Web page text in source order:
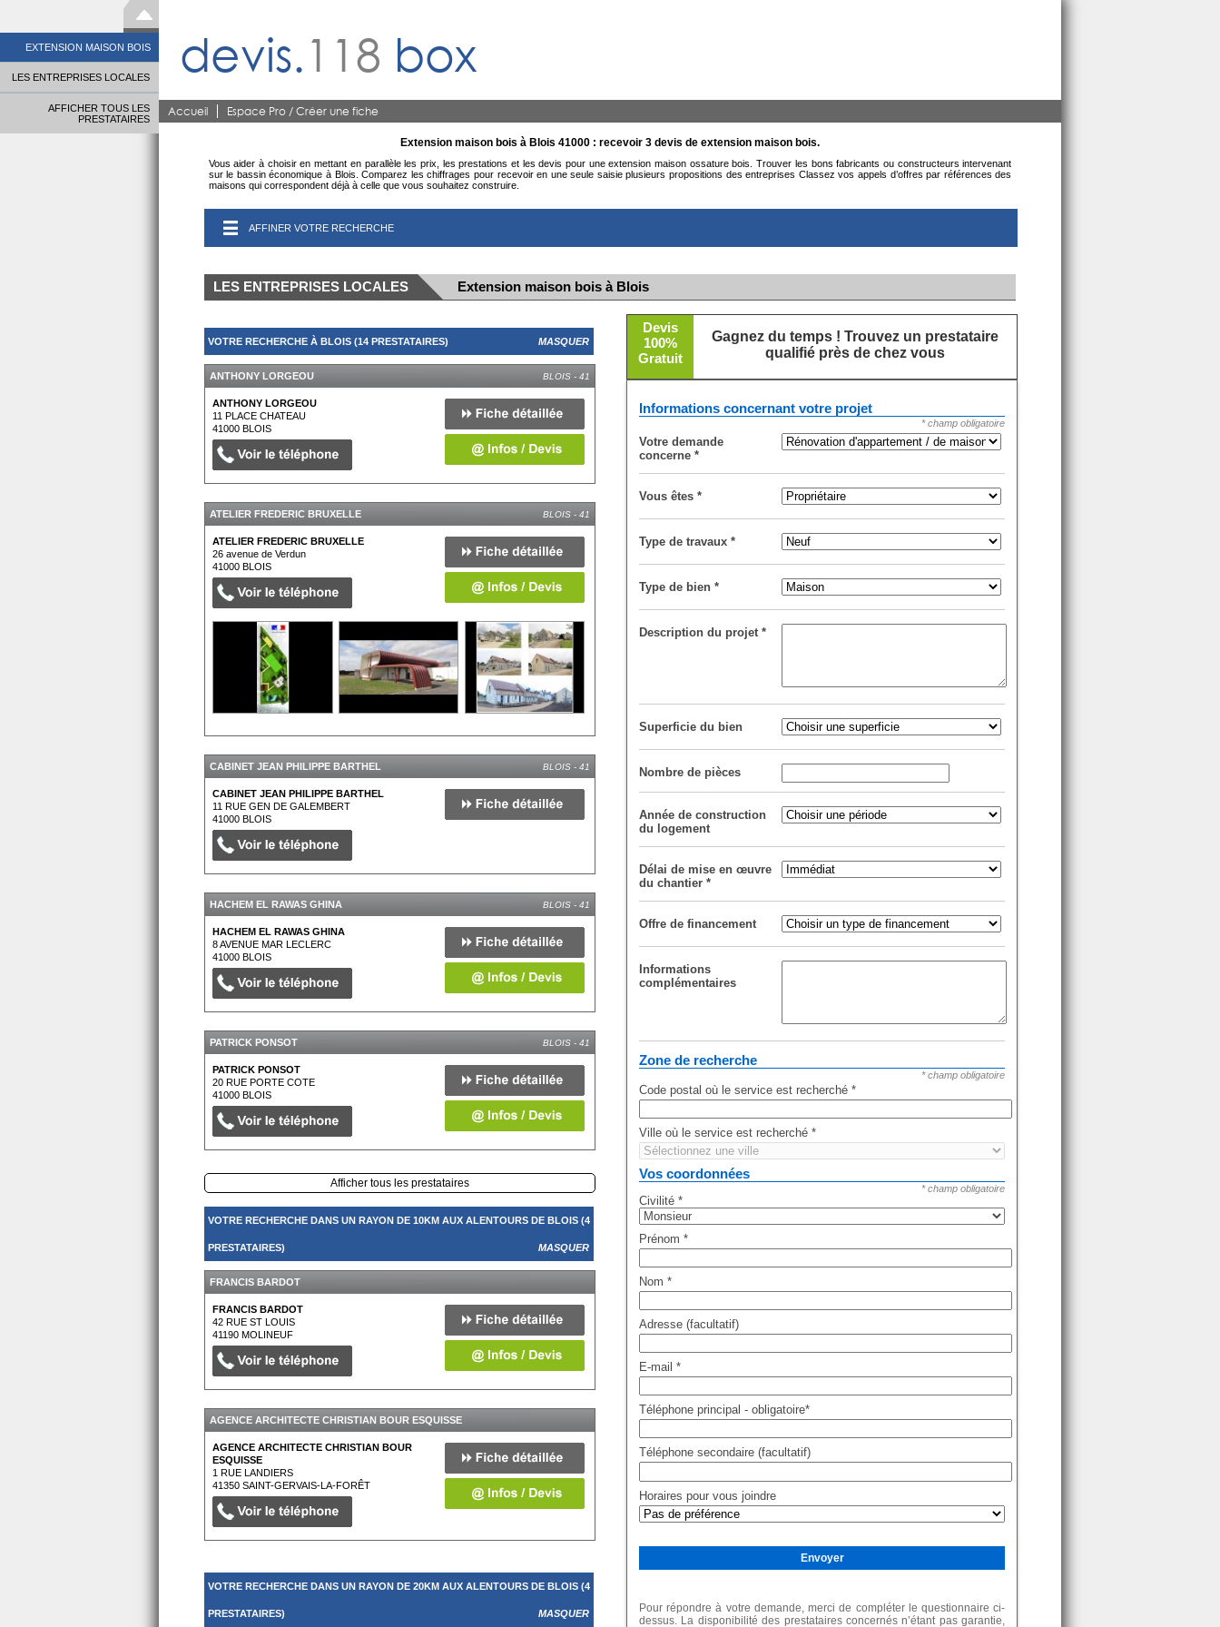
devis.118 box
Accueil Espace Pro / Créer une fiche
EXTENSION MAISON BOIS
LES ENTREPRISES LOCALES
AFFICHER TOUS LES
PRESTATAIRES
Extension maison bois à Blois 41000 : recevoir 3 devis de extension maison bois.
Vous aider à choisir en mettant en parallèle les prix, les prestations et les devis pour une extension maison ossature bois. Trouver les bons fabricants ou constructeurs intervenant
sur le bassin économique à Blois. Comparez les chiffrages pour recevoir en une seule saisie plusieurs propositions des entreprises Classez vos appels d’offres par références des
maisons qui correspondent déjà à celle que vous souhaitez construire.
AFFINER VOTRE RECHERCHE
LES ENTREPRISES LOCALES Extension maison bois à Blois
VOTRE RECHERCHE À BLOIS (14 PRESTATAIRES) MASQUER
ANTHONY LORGEOU BLOIS - 41
ANTHONY LORGEOU
11 PLACE CHATEAU
41000BLOIS
ATELIER FREDERIC BRUXELLE BLOIS - 41
ATELIER FREDERIC BRUXELLE
26 avenue de Verdun
41000BLOIS
CABINET JEAN PHILIPPE BARTHEL BLOIS - 41
CABINET JEAN PHILIPPE BARTHEL
11 RUE GEN DE GALEMBERT
41000BLOIS
HACHEM EL RAWAS GHINA BLOIS - 41
HACHEM EL RAWAS GHINA
8 AVENUE MAR LECLERC
41000BLOIS
PATRICK PONSOT BLOIS - 41
PATRICK PONSOT
20 RUE PORTE COTE
41000BLOIS
Afficher tous les prestataires
VOTRE RECHERCHE DANS UN RAYON DE 10KM AUX ALENTOURS DE BLOIS (4
PRESTATAIRES) MASQUER
FRANCIS BARDOT
FRANCIS BARDOT
42 RUE ST LOUIS
41190MOLINEUF
AGENCE ARCHITECTE CHRISTIAN BOUR ESQUISSE
AGENCE ARCHITECTE CHRISTIAN BOUR
ESQUISSE
1 RUE LANDIERS
41350SAINT-GERVAIS-LA-FORÊT
VOTRE RECHERCHE DANS UN RAYON DE 20KM AUX ALENTOURS DE BLOIS (4
PRESTATAIRES) MASQUER
Devis
100%
Gratuit
Gagnez du temps ! Trouvez un prestataire
qualifié près de chez vous
Informations concernant votre projet
* champ obligatoire
Votre demande
concerne *
Vous êtes *
Type de travaux *
Type de bien *
Description du projet *
Superficie du bien
Nombre de pièces
Année de construction
du logement
Délai de mise en œuvre
du chantier *
Offre de financement
Informations
complémentaires
Zone de recherche
* champ obligatoire
Code postal où le service est recherché *
Ville où le service est recherché *
Vos coordonnées
* champ obligatoire
Civilité *
Prénom *
Nom *
Adresse (facultatif)
E-mail *
Téléphone principal - obligatoire*
Téléphone secondaire (facultatif)
Horaires pour vous joindre
Pour répondre à votre demande, merci de compléter le questionnaire ci-
dessus. La disponibilité des prestataires concernés n’étant pas garantie,